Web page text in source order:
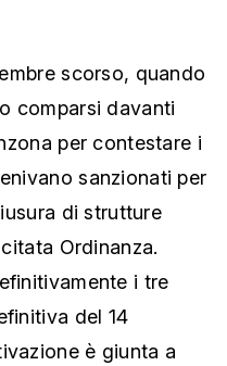
scorso, quando
comparsi davanti
per contestare i
sanzionati per
di strutture
Ordinanza.
i tre
del 14
è giunta a